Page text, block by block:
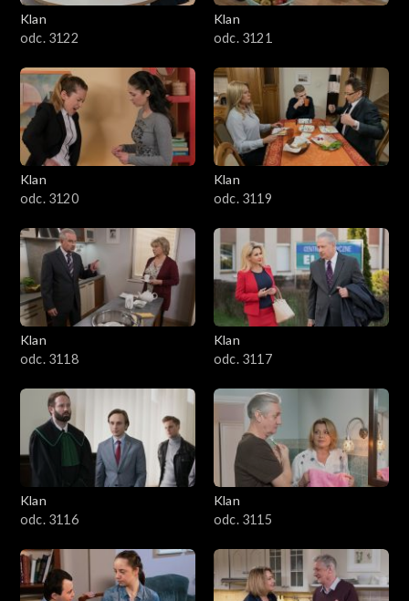
Klan
odc. 3122
Klan
odc. 3121
Klan
odc. 3120
Klan
odc. 3119
Klan
odc. 3118
Klan
odc. 3117
Klan
odc. 3116
Klan
odc. 3115